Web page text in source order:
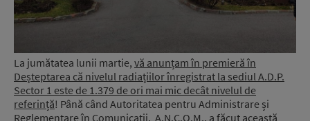
La jumătatea lunii martie, vă anunțam în premieră în
Deșteptarea că nivelul radiațiilor înregistrat la sediul A.D.P.
Sector 1 este de 1.379 de ori mai mic decât nivelul de
referință! Până când Autoritatea pentru Administrare și
Reglementare în Comunicații, A.N.C.O.M., a făcut această